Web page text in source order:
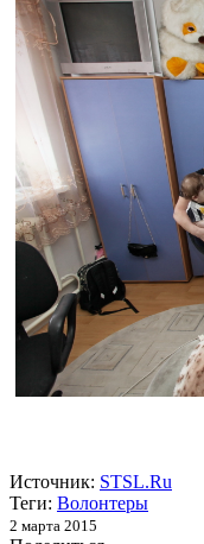
Источник: STSL.Ru
Теги: Волонтеры
2 марта 2015